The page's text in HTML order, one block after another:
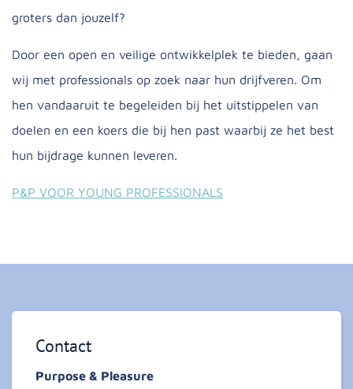
groters dan jouzelf?
Door een open en veilige ontwikkelplek te bieden, gaan
wij met professionals op zoek naar hun drijfveren. Om
hen vandaaruit te begeleiden bij het uitstippelen van
doelen en een koers die bij hen past waarbij ze het best
hun bijdrage kunnen leveren.
P&P VOOR YOUNG PROFESSIONALS
Contact
Purpose & Pleasure